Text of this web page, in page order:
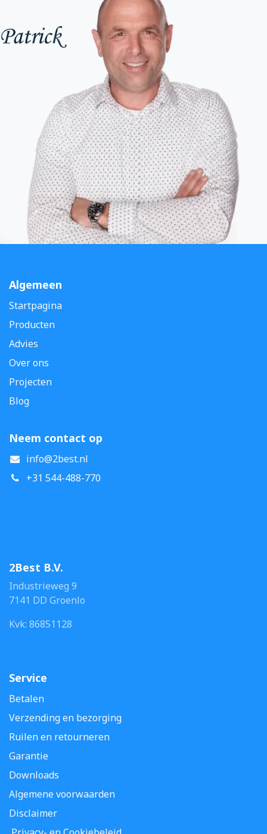
Algemeen
Startpagina
Producten
Advies
Over ons
Projecten
Blog
Neem contact op
info@2best.nl
+31 544-488-770
2Best B.V.
Industrieweg 9
7141 DD Groenlo
Kvk: 86851128
Service
Betalen
Verzending en bezorging
Ruilen en retourneren
Garantie
Downloads
Algemene voorwaarden
Disclaimer